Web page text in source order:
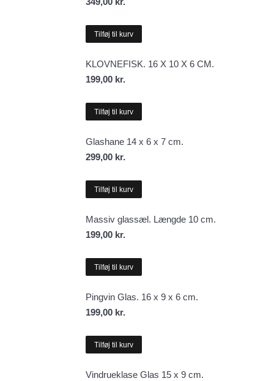
Tilføj til kurv
KLOVNEFISK. 16 X 10 X 6 CM.
199,00 kr.
Tilføj til kurv
Glashane 14 x 6 x 7 cm.
299,00 kr.
Tilføj til kurv
Massiv glassæl. Længde 10 cm.
199,00 kr.
Tilføj til kurv
Pingvin Glas. 16 x 9 x 6 cm.
199,00 kr.
Tilføj til kurv
Vindrueklase Glas 15 x 9 cm.